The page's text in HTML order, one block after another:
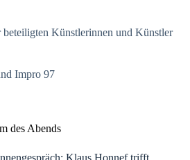
Künstlerinnen und Künstler
Impro 97
des Abends
Klaus Honnef trifft